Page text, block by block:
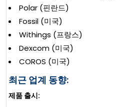
Polar (핀란드)
Fossil (미국)
Withings (프랑스)
Dexcom (미국)
COROS (미국)
최근 업계 동향:
제품 출시: